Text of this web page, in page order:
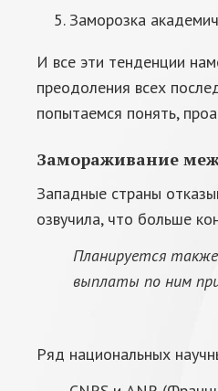
Заморозка
И все эти тенденции
преодоления всех
попытаемся понять,
Замораживание
Западные страны
озвучила, что больше
Планируется также
выплаты по ним
Ряд национальных